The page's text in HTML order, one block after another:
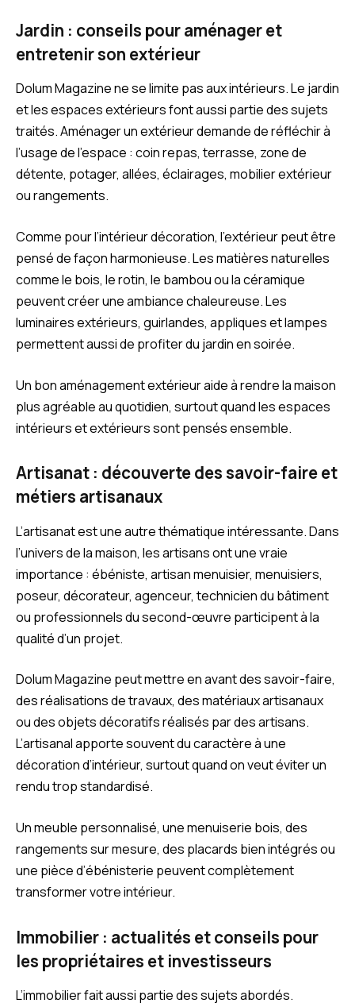
Jardin : conseils pour aménager et
entretenir son extérieur
Dolum Magazine ne se limite pas aux intérieurs. Le jardin
et les espaces extérieurs font aussi partie des sujets
traités. Aménager un extérieur demande de réfléchir à
l’usage de l’espace : coin repas, terrasse, zone de
détente, potager, allées, éclairages, mobilier extérieur
ou rangements.
Comme pour l’intérieur décoration, l’extérieur peut être
pensé de façon harmonieuse. Les matières naturelles
comme le bois, le rotin, le bambou ou la céramique
peuvent créer une ambiance chaleureuse. Les
luminaires extérieurs, guirlandes, appliques et lampes
permettent aussi de profiter du jardin en soirée.
Un bon aménagement extérieur aide à rendre la maison
plus agréable au quotidien, surtout quand les espaces
intérieurs et extérieurs sont pensés ensemble.
Artisanat : découverte des savoir-faire et
métiers artisanaux
L’artisanat est une autre thématique intéressante. Dans
l’univers de la maison, les artisans ont une vraie
importance : ébéniste, artisan menuisier, menuisiers,
poseur, décorateur, agenceur, technicien du bâtiment
ou professionnels du second-œuvre participent à la
qualité d’un projet.
Dolum Magazine peut mettre en avant des savoir-faire,
des réalisations de travaux, des matériaux artisanaux
ou des objets décoratifs réalisés par des artisans.
L’artisanal apporte souvent du caractère à une
décoration d’intérieur, surtout quand on veut éviter un
rendu trop standardisé.
Un meuble personnalisé, une menuiserie bois, des
rangements sur mesure, des placards bien intégrés ou
une pièce d’ébénisterie peuvent complètement
transformer votre intérieur.
Immobilier : actualités et conseils pour
les propriétaires et investisseurs
L’immobilier fait aussi partie des sujets abordés.